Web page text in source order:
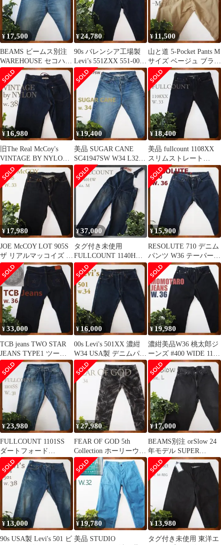
¥17,500
BEAMS ビームス別注
WAREHOUSE セコハン
1105 淡 W33
¥24,780
90s バレンシア工場製
Levi’s 551ZXX 551-0006
濃紺
¥ 11,500
山と道 5-Pocket Pants M
サイズ ベージュ ブラウ
ン系 登山
¥16,980
旧The Real McCoy's
VINTAGE BY NYLON
デニム
¥19,400
美品 SUGAR CANE
SC41947SW W34 L32
1947エイジド
¥18,400
美品 fullcount 1108XX
スリムストレート
Heavy Oz 33
¥17,980
JOE McCOY LOT 905S
ザ リアルマッコイズ 濃
紺W33
¥37,000
タグ付き未使用
FULLCOUNT 1140HW
11ozデニム オーバーオ
ール
¥15,900
RESOLUTE 710 デニム
パンツ W36 テーパード
ストレート リゾルト
¥33,000
TCB jeans TWO STAR
JEANS TYPE1 ツース
タージーンズ
¥ 16,000
00s Levi's 501XX 濃紺
W34 USA製 デニムパン
ツ
¥19,980
濃紺美品W36 桃太郎ジ
ーンズ #400 WIDE 11oz
MXJE1506
¥23,980
FULLCOUNT 1101SS
ダートフォード
DARTFORD W31
¥27,980
FEAR OF GOD 5th
Collection ホーリーウォ
ーター 34
¥17,000
BEAMS別注 orSlow 24
年モデル SUPER
DAD'S DENIM
¥ 13,000
90s USA製 Levi's 501 ビ
¥ 19,780
美品 STUDIO
¥13,980
タグ付き未使用 東洋エ